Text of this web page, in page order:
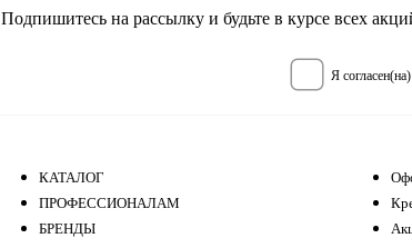
Подпишитесь на рассылку и будьте в курсе всех
я
КАТАЛОГ
ПРОФЕССИОНАЛАМ
БРЕНДЫ